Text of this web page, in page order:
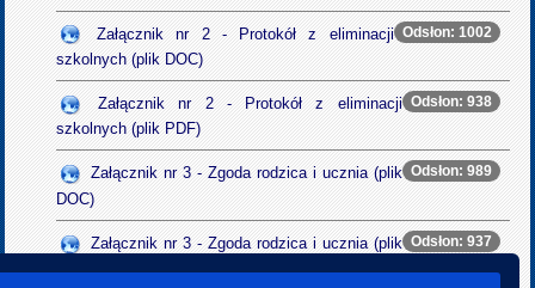
Odsłon: 1002
Załącznik nr 2 - Protokół z eliminacji
szkolnych (plik DOC)
Odsłon: 938
Załącznik nr 2 - Protokół z eliminacji
szkolnych (plik PDF)
Odsłon: 989
Załącznik nr 3 - Zgoda rodzica i ucznia (plik
DOC)
Odsłon: 937
Załącznik nr 3 - Zgoda rodzica i ucznia (plik
PDF)